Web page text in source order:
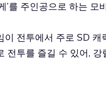
’를 주인공으로 하는 모
이 전투에서 주로 SD 캐
전투를 즐길 수 있어,